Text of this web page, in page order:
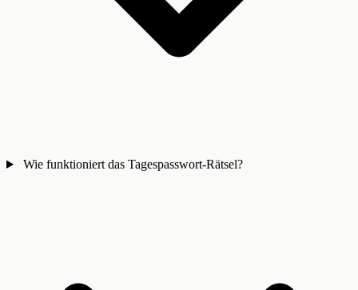
Wie funktioniert das Tagespasswort-Rätsel?